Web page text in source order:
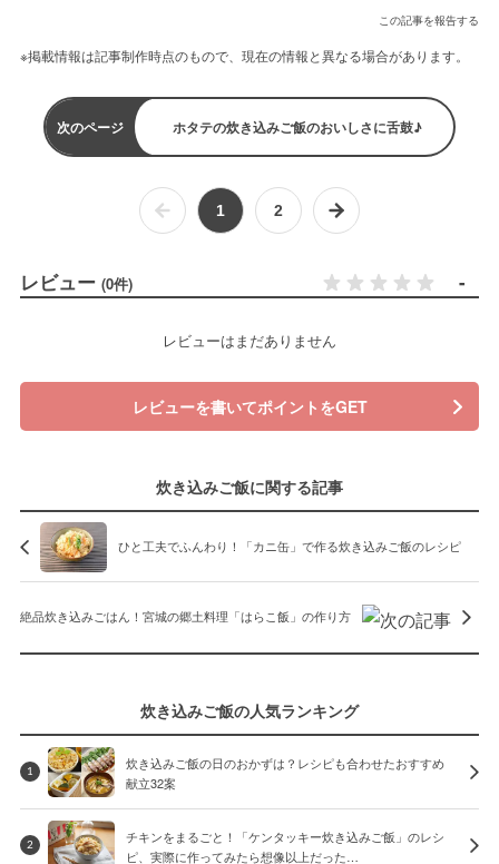
この記事を報告する
※掲載情報は記事制作時点のもので、現在の情報と異なる場合があります。
次のページ ホタテの炊き込みご飯のおいしさに舌鼓♪
1 2
レビュー (0件) -
レビューはまだありません
レビューを書いてポイントをGET
炊き込みご飯に関する記事
ひと工夫でふんわり！「カニ缶」で作る炊き込みご飯のレシピ
絶品炊き込みごはん！宮城の郷土料理「はらこ飯」の作り方
炊き込みご飯の人気ランキング
1
炊き込みご飯の日のおかずは？レシピも合わせたおすすめ
献立32案
2
チキンをまるごと！「ケンタッキー炊き込みご飯」のレシ
ピ、実際に作ってみたら想像以上だった…